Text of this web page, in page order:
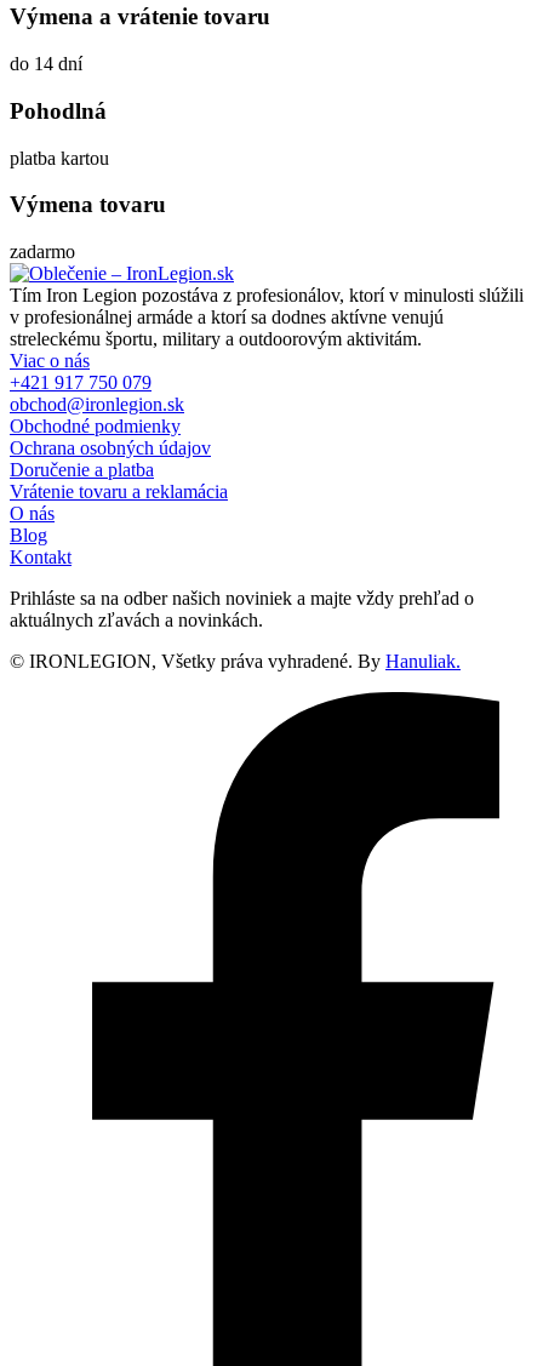
Výmena a vrátenie tovaru
do 14 dní
Pohodlná
platba kartou
Výmena tovaru
zadarmo
Tím Iron Legion pozostáva z profesionálov, ktorí v minulosti slúžili
v profesionálnej armáde a ktorí sa dodnes aktívne venujú
streleckému športu, military a outdoorovým aktivitám.
Viac o nás
+421 917 750 079
obchod@ironlegion.sk
Obchodné podmienky
Ochrana osobných údajov
Doručenie a platba
Vrátenie tovaru a reklamácia
O nás
Blog
Kontakt
Prihláste sa na odber našich noviniek a majte vždy prehľad o
aktuálnych zľavách a novinkách.
© IRONLEGION, Všetky práva vyhradené. By Hanuliak.